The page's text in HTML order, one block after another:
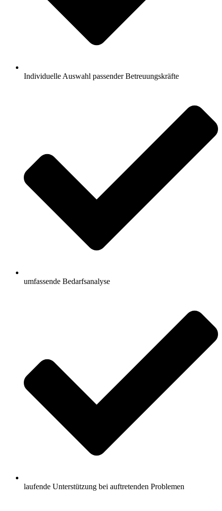
Individuelle Auswahl passender Betreuungskräfte
umfassende Bedarfsanalyse
laufende Unterstützung bei auftretenden Problemen